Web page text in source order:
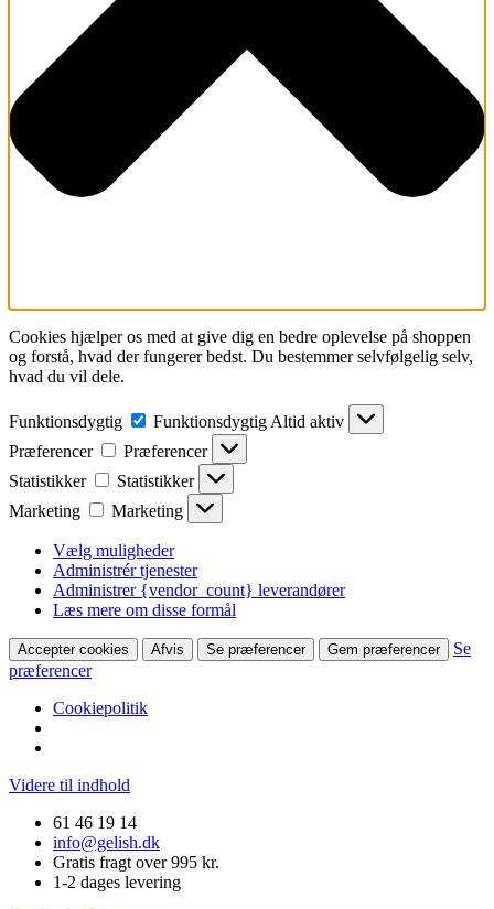
Cookies hjælper os med at give dig en bedre oplevelse på shoppen
og forstå, hvad der fungerer bedst. Du bestemmer selvfølgelig selv,
hvad du vil dele.
Funktionsdygtig Funktionsdygtig Altid aktiv
Præferencer
Præferencer
Statistikker
Statistikker
Marketing
Marketing
Vælg muligheder
Administrér tjenester
Administrer {vendor_count} leverandører
Læs mere om disse formål
Accepter cookies Afvis Se præferencer Gem præferencer
Se
præferencer
Cookiepolitik
Videre til indhold
61 46 19 14
info@gelish.dk
Gratis fragt over 995 kr.
1-2 dages levering